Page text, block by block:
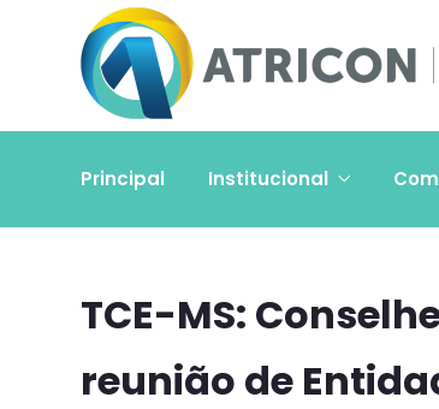
Principal Institucional
TCE-MS:
reunião de